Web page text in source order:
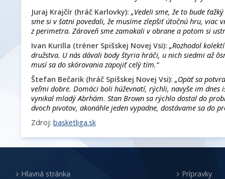
Juraj Krajčír (hráč Karlovky): „Vedeli sme, že to bude
sme si v šatni povedali, že musíme zlepšiť útočnú hru, viac
z perimetra. Zároveň sme zamakali v obrane a potom si
Ivan Kurilla (tréner Spišskej Novej Vsi): „Rozhodol
družstva. U nás dávali body štyria hráči, u nich siedmi až
musí sa do skórovania zapojiť celý tím.“
Štefan Bečarik (hráč Spišskej Novej Vsi): „Opäť sa
veľmi dobre. Domáci boli húževnatí, rýchli, navyše im dnes
vynikal mladý Abrhám. Stan Brown sa rýchlo dostal do
dvoch pivotov, akonáhle jeden vypadne, dostávame sa do
Zdroj: basketliga.sk
Hlavná stránka
Prípravky